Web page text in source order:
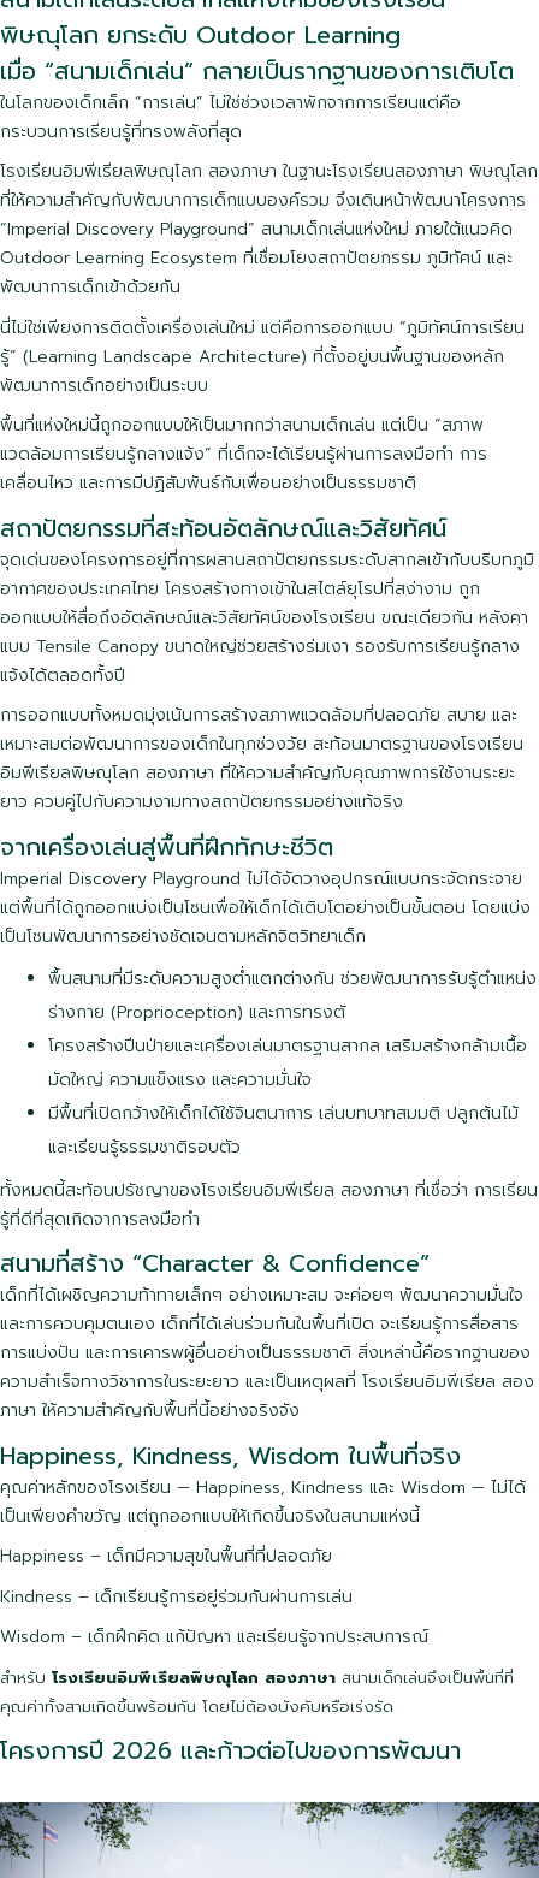
พิษณุโลก ยกระดับ Outdoor Learning
เมื่อ “สนามเด็กเล่น” กลายเป็นรากฐานของการเติบโต
ในโลกของเด็กเล็ก “การเล่น” ไม่ใช่ช่วงเวลาพักจากการเรียนแต่คือ
กระบวนการเรียนรู้ที่ทรงพลังที่สุด
โรงเรียนอิมพีเรียลพิษณุโลก สองภาษา ในฐานะโรงเรียนสองภาษา พิษณุโลก
ที่ให้ความสำคัญกับพัฒนาการเด็กแบบองค์รวม จึงเดินหน้าพัฒนาโครงการ
“Imperial Discovery Playground” สนามเด็กเล่นแห่งใหม่ ภายใต้แนวคิด
Outdoor Learning Ecosystem ที่เชื่อมโยงสถาปัตยกรรม ภูมิทัศน์ และ
พัฒนาการเด็กเข้าด้วยกัน
นี่ไม่ใช่เพียงการติดตั้งเครื่องเล่นใหม่ แต่คือการออกแบบ “ภูมิทัศน์การเรียน
รู้” (Learning Landscape Architecture) ที่ตั้งอยู่บนพื้นฐานของหลัก
พัฒนาการเด็กอย่างเป็นระบบ
พื้นที่แห่งใหม่นี้ถูกออกแบบให้เป็นมากกว่าสนามเด็กเล่น แต่เป็น “สภาพ
แวดล้อมการเรียนรู้กลางแจ้ง” ที่เด็กจะได้เรียนรู้ผ่านการลงมือทำ การ
เคลื่อนไหว และการมีปฏิสัมพันธ์กับเพื่อนอย่างเป็นธรรมชาติ
สถาปัตยกรรมที่สะท้อนอัตลักษณ์และวิสัยทัศน์
จุดเด่นของโครงการอยู่ที่การผสานสถาปัตยกรรมระดับสากลเข้ากับบริบทภูมิ
อากาศของประเทศไทย โครงสร้างทางเข้าในสไตล์ยุโรปที่สง่างาม ถูก
ออกแบบให้สื่อถึงอัตลักษณ์และวิสัยทัศน์ของโรงเรียน ขณะเดียวกัน หลังคา
แบบ Tensile Canopy ขนาดใหญ่ช่วยสร้างร่มเงา รองรับการเรียนรู้กลาง
แจ้งได้ตลอดทั้งปี
การออกแบบทั้งหมดมุ่งเน้นการสร้างสภาพแวดล้อมที่ปลอดภัย สบาย และ
เหมาะสมต่อพัฒนาการของเด็กในทุกช่วงวัย สะท้อนมาตรฐานของโรงเรียน
อิมพีเรียลพิษณุโลก สองภาษา ที่ให้ความสำคัญกับคุณภาพการใช้งานระยะ
ยาว ควบคู่ไปกับความงามทางสถาปัตยกรรมอย่างแท้จริง
จากเครื่องเล่นสู่พื้นที่ฝึกทักษะชีวิต
Imperial Discovery Playground ไม่ได้จัดวางอุปกรณ์แบบกระจัดกระจาย
แต่พื้นที่ได้ถูกออกแบ่งเป็นโซนเพื่อให้เด็กได้เติบโตอย่างเป็นขั้นตอน โดยแบ่ง
เป็นโซนพัฒนาการอย่างชัดเจนตามหลักจิตวิทยาเด็ก
พื้นสนามที่มีระดับความสูงต่ำแตกต่างกัน ช่วยพัฒนาการรับรู้ตำแหน่ง
ร่างกาย (Proprioception) และการทรงตั
โครงสร้างปีนป่ายและเครื่องเล่นมาตรฐานสากล เสริมสร้างกล้ามเนื้อ
มัดใหญ่ ความแข็งแรง และความมั่นใจ
มีพื้นที่เปิดกว้างให้เด็กได้ใช้จินตนาการ เล่นบทบาทสมมติ ปลูกต้นไม้
และเรียนรู้ธรรมชาติรอบตัว
ทั้งหมดนี้สะท้อนปรัชญาของโรงเรียนอิมพีเรียล สองภาษา ที่เชื่อว่า การเรียน
รู้ที่ดีที่สุดเกิดจาการลงมือทำ
สนามที่สร้าง “Character & Confidence”
เด็กที่ได้เผชิญความท้าทายเล็กๆ อย่างเหมาะสม จะค่อยๆ พัฒนาความมั่นใจ
และการควบคุมตนเอง เด็กที่ได้เล่นร่วมกันในพื้นที่เปิด จะเรียนรู้การสื่อสาร
การแบ่งปัน และการเคารพผู้อื่นอย่างเป็นธรรมชาติ สิ่งเหล่านี้คือรากฐานของ
ความสำเร็จทางวิชาการในระยะยาว และเป็นเหตุผลที่ โรงเรียนอิมพีเรียล สอง
ภาษา ให้ความสำคัญกับพื้นที่นี้อย่างจริงจัง
Happiness, Kindness, Wisdom ในพื้นที่จริง
คุณค่าหลักของโรงเรียน — Happiness, Kindness และ Wisdom — ไม่ได้
เป็นเพียงคำขวัญ แต่ถูกออกแบบให้เกิดขึ้นจริงในสนามแห่งนี้
Happiness – เด็กมีความสุขในพื้นที่ที่ปลอดภัย
Kindness – เด็กเรียนรู้การอยู่ร่วมกันผ่านการเล่น
Wisdom – เด็กฝึกคิด แก้ปัญหา และเรียนรู้จากประสบการณ์
สำหรับ โรงเรียนอิมพีเรียลพิษณุโลก สองภาษา สนามเด็กเล่นจึงเป็นพื้นที่ที่
คุณค่าทั้งสามเกิดขึ้นพร้อมกัน โดยไม่ต้องบังคับหรือเร่งรัด
โครงการปี 2026 และก้าวต่อไปของการพัฒนา